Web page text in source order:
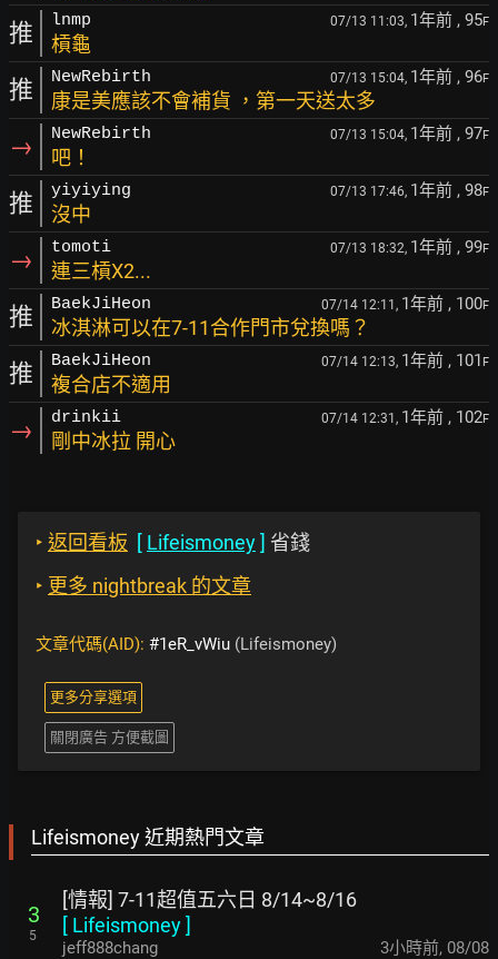
推 lnmp 07/13 11:03, 1年前 , 95F
槓龜
推 NewRebirth 07/13 15:04, 1年前 , 96F
康是美應該不會補貨 ，第一天送太多
→ NewRebirth 07/13 15:04, 1年前 , 97F
吧！
推 yiyiying 07/13 17:46, 1年前 , 98F
沒中
→ tomoti 07/13 18:32, 1年前 , 99F
連三槓X2...
推 BaekJiHeon 07/14 12:11, 1年前 , 100F
冰淇淋可以在7-11合作門市兌換嗎？
推 BaekJiHeon 07/14 12:13, 1年前 , 101 F
複合店不適用
→ drinkii 07/14 12:31, 1年前 , 102F
剛中冰拉 開心
‣ 返回看板 [ Lifeismoney] 省錢
‣ 更多 nightbreak 的文章
文章代碼(AID): #1eR_vWiu (Lifeismoney)
更多分享選項
關閉廣告 方便截圖
Lifeismoney 近期熱門文章
3
5
[情報] 7-11超值五六日 8/14~8/16
[ Lifeismoney]
jeff888chang 3小時前, 08/08